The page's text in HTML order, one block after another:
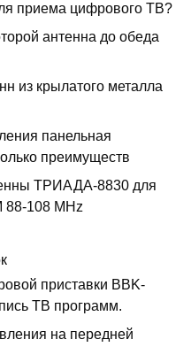
приема цифрового ТВ?
антенна до обеда
из крылатого металла
панельная
преимуществ
ТРИАДА-8830 для
88-108 MHz
приставки BBK-
ТВ программ.
на передней